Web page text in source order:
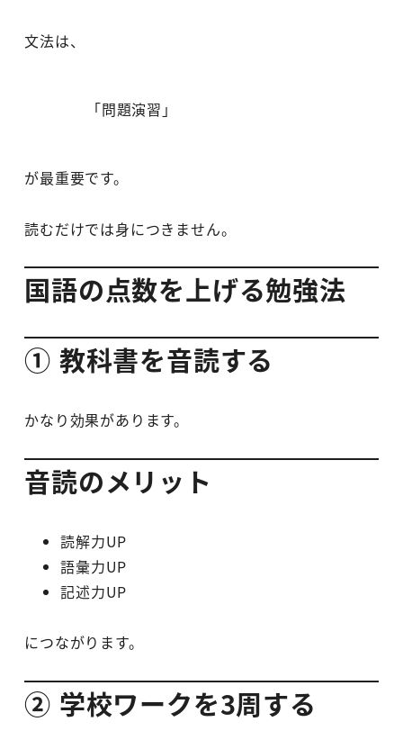
文法は、
「問題演習」
が最重要です。
読むだけでは身につきません。
国語の点数を上げる勉強法
① 教科書を音読する
かなり効果があります。
音読のメリット
読解力UP
語彙力UP
記述力UP
につながります。
② 学校ワークを3周する